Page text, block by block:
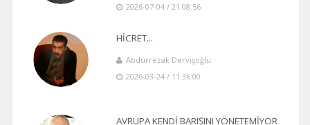
2026-07-04 / 21:08:56
HİCRET...
Abdurrezak Dervişoğlu
2026-03-24 / 11:36:00
AVRUPA KENDİ BARIŞINI YÖNETEMİYOR